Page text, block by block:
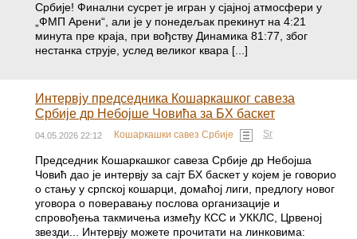
Србије! Финални сусрет је игран у сјајној атмосфери у
„ФМП Арени“, али је у понедељак прекинут на 4:21
минута пре краја, при вођству Динамика 81:77, због
нестанка струје, услед великог квара [...]
Интервју председника Кошаркашког савеза
Србије др Небојше Човића за БХ баскет
04.05.2026 22:12 Кошаркашки савез Србије Sr
Председник Кошаркашког савеза Србије др Небојша
Човић дао је интервју за сајт БХ баскет у којем је говорио
о стању у српској кошарци, домаћој лиги, предлогу новог
уговора о поверавању послова организације и
спровођења такмичења између КСС и УККЛС, Црвеној
звезди... Интервју можете прочитати на линковима: